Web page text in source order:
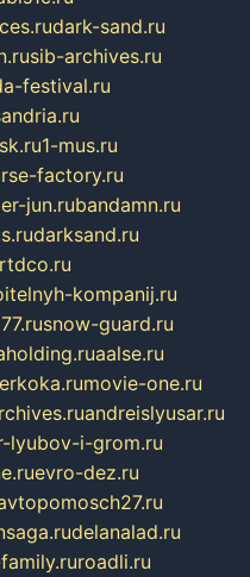
dark-sand.ru
sib-archives.ru
festival.ru
1-mus.ru
factory.ru
jun.rubandamn.ru
darksand.ru
rtdco.ru
kompanij.ru
snow-guard.ru
aalse.ru
movie-one.ru
andreislyusar.ru
lyubov-i-grom.ru
evro-dez.ru
delanalad.ru
roadli.ru